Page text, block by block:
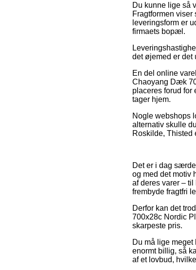
Du kunne lige så
Fragtformen
leveringsform er
firmaets bopæl.
det øjemed er det
En del online
Chaoyang Dæk
placeres forud for
tager hjem.
Nogle webshops
alternativ skulle
Roskilde, Thisted
Det er i dag
og med det motiv
af deres varer –
frembyde fragtfri
Derfor kan det
700x28c Nordic
skarpeste pris.
Du må lige
enormt billig, så
af et lovbud,